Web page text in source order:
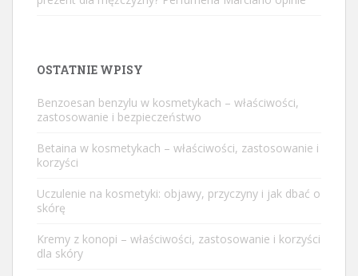
OSTATNIE WPISY
Benzoesan benzylu w kosmetykach – właściwości,
zastosowanie i bezpieczeństwo
Betaina w kosmetykach – właściwości, zastosowanie i
korzyści
Uczulenie na kosmetyki: objawy, przyczyny i jak dbać o
skórę
Kremy z konopi – właściwości, zastosowanie i korzyści
dla skóry